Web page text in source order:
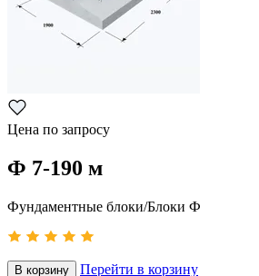
Цена по запросу
Ф 7-190 м
Фундаментные блоки/Блоки Ф
В корзину Перейти в корзину